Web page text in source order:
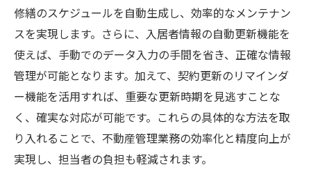
修繕のスケジュールを自動生成し、効率的なメンテナン
スを実現します。さらに、入居者情報の自動更新機能を
使えば、手動でのデータ入力の手間を省き、正確な情報
管理が可能となります。加えて、契約更新のリマインダ
ー機能を活用すれば、重要な更新時期を見逃すことな
く、確実な対応が可能です。これらの具体的な方法を取
り入れることで、不動産管理業務の効率化と精度向上が
実現し、担当者の負担も軽減されます。